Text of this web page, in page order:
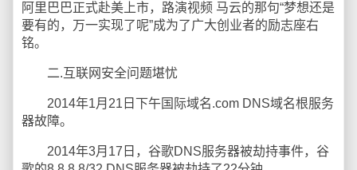
阿里巴巴正式赴美上市，路演视频 马云的那句“梦想还是
要有的，万一实现了呢”成为了广大创业者的励志座右
铭。
二.互联网安全问题堪忧
2014年1月21日下午国际域名.com DNS域名根服务
器故障。
2014年3月17日，谷歌DNS服务器被劫持事件，谷